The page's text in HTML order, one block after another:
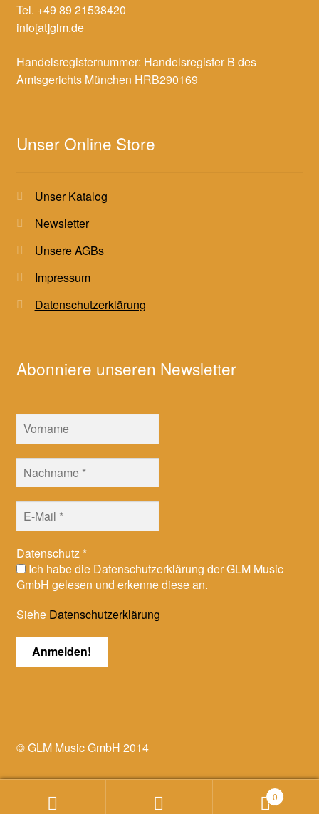
Tel. +49 89 21538420
info[at]glm.de
Handelsregisternummer: Handelsregister B des
Amtsgerichts München HRB290169
Unser Online Store
Unser Katalog
Newsletter
Unsere AGBs
Impressum
Datenschutzerklärung
Abonniere unseren Newsletter
Datenschutz*
Ich habe die Datenschutzerklärung der GLM Music
GmbH gelesen und erkenne diese an.
Siehe Datenschutzerklärung
© GLM Music GmbH 2014
0